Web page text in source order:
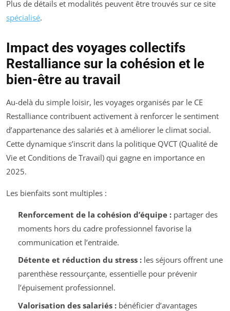
Plus de détails et modalités peuvent être trouvés sur ce site
spécialisé.
Impact des voyages collectifs
Restalliance sur la cohésion et le
bien-être au travail
Au-delà du simple loisir, les voyages organisés par le CE
Restalliance contribuent activement à renforcer le sentiment
d’appartenance des salariés et à améliorer le climat social.
Cette dynamique s’inscrit dans la politique QVCT (Qualité de
Vie et Conditions de Travail) qui gagne en importance en
2025.
Les bienfaits sont multiples :
Renforcement de la cohésion d’équipe :partager des
moments hors du cadre professionnel favorise la
communication et l’entraide.
Détente et réduction du stress :les séjours offrent une
parenthèse ressourçante, essentielle pour prévenir
l’épuisement professionnel.
Valorisation des salariés :bénéficier d’avantages